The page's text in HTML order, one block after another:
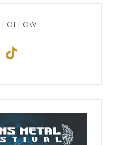
FOLLOW
TikTok